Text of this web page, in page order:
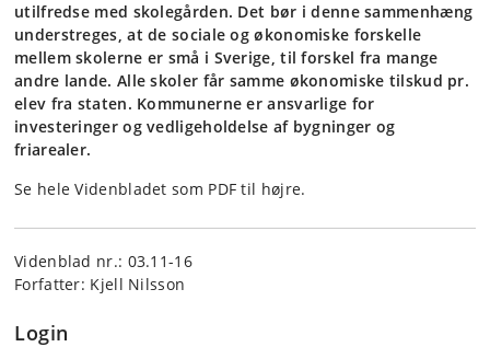
utilfredse med skolegården. Det bør i denne sammenhæng
understreges, at de sociale og økonomiske forskelle
mellem skolerne er små i Sverige, til forskel fra mange
andre lande. Alle skoler får samme økonomiske tilskud pr.
elev fra staten. Kommunerne er ansvarlige for
investeringer og vedligeholdelse af bygninger og
friarealer.
Se hele Videnbladet som PDF til højre.
Videnblad nr.: 03.11-16
Forfatter: Kjell Nilsson
Login